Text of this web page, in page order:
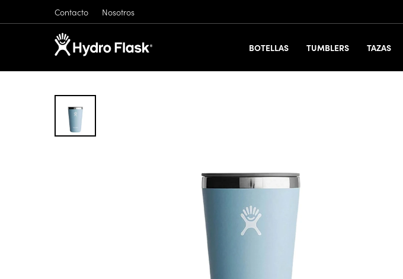
BOTELLAS TUMBLERS TAZAS
Contacto Nosotros